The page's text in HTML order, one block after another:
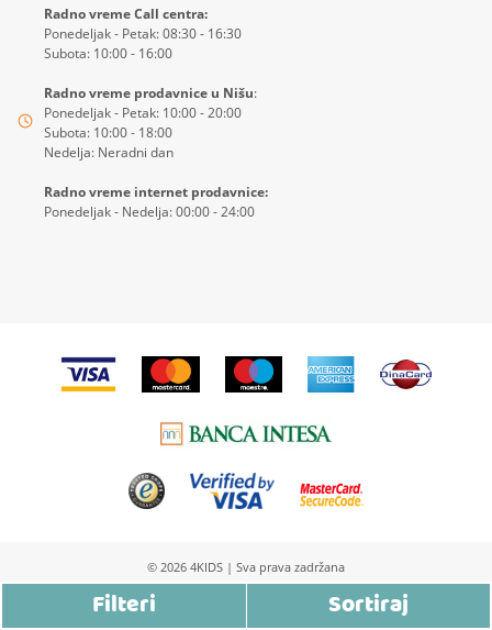
Filteri Sortiraj
Radno vreme Call centra:
Ponedeljak - Petak: 08:30 - 16:30
Subota: 10:00 - 16:00
Radno vreme prodavnice u Nišu:
Ponedeljak - Petak: 10:00 - 20:00
Subota: 10:00 - 18:00
Nedelja: Neradni dan
Radno vreme internet prodavnice:
Ponedeljak - Nedelja: 00:00 - 24:00
© 2026 4KIDS | Sva prava zadržana
Izrada Internet prodavnice etikDigital